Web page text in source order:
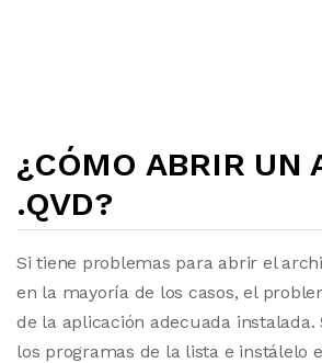
¿CÓMO ABRIR UN
.QVD?
Si tiene problemas para abrir el
en la mayoría de los casos, el
de la aplicación adecuada instalada.
los programas de la lista e instálelo